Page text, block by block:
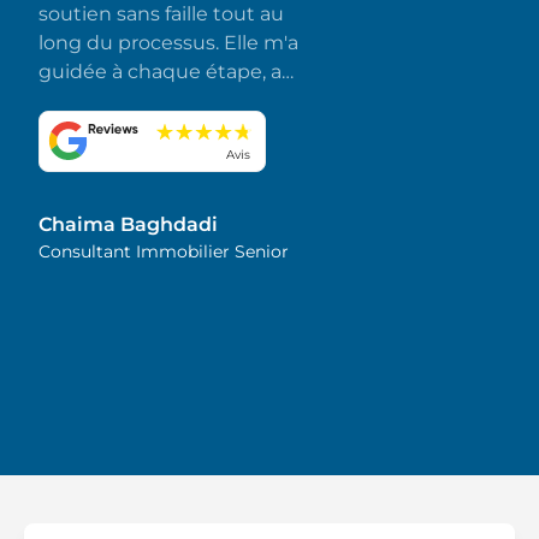
soutien sans faille tout au
long du processus. Elle m'a
guidée à chaque étape, a
toutes mes questions et a
fait en sorte que tout se
stress. J'apprécie
sincèrement son
Avis
Chaima Baghdadi
Consultant Immobilier Senior